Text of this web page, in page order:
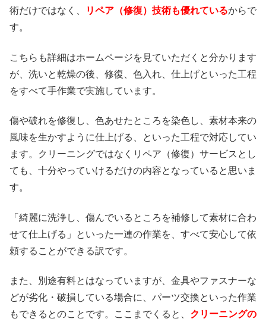
術だけではなく、
リペア（修復）技術も優れているからで
す。
こちらも詳細はホームページを見ていただくと分かります
が、洗いと乾燥の後、修復、色入れ、仕上げといった工程
をすべて手作業で実施しています。
傷や破れを修復し、色あせたところを染色し、素材本来の
風味を生かすように仕上げる、といった工程で対応してい
ます。クリーニングではなくリペア（修復）サービスとし
ても、十分やっていけるだけの内容となっていると思いま
す。
「綺麗に洗浄し、傷んでいるところを補修して素材に合わ
せて仕上げる」といった一連の作業を、すべて安心して依
頼することができる訳です。
また、別途有料とはなっていますが、金具やファスナーな
どが劣化・破損している場合に、パーツ交換といった作業
もできるとのことです。ここまでくると、 クリーニングの